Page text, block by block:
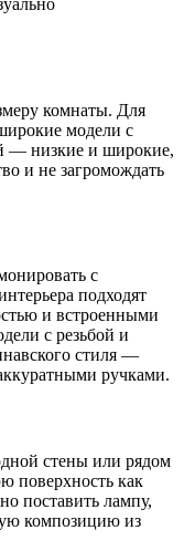
комнаты. Для
модели с
— низкие и широкие,
и не загромождать
с
подходят
и встроенными
с резьбой и
стиля —
ручками.
стены или рядом
поверхность как
поставить лампу,
композицию из